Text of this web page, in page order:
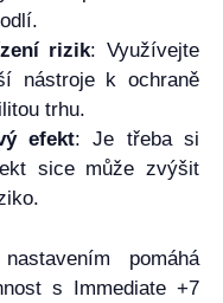
rizik: Využívejte
nástroje k ochraně
trhu.
efekt: Je třeba si
sice může zvýšit
pomáhá
s Immediate +7